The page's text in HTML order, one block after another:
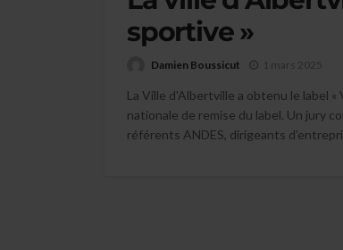
sportive »
Damien Boussicut 1 mars 2025
La Ville d'Albertville a obtenu le label
nationale de remise du label. Un jury
référents ANDES, dirigeants